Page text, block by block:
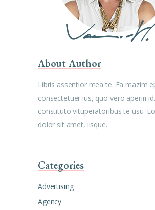
About Author
Libris assentior mea te. Ea mazim
consectetuer ius, quo vero aperiri
constituto vituperatoribus te usu.
dolor sit amet, iisque.
Categories
Advertising
Agency